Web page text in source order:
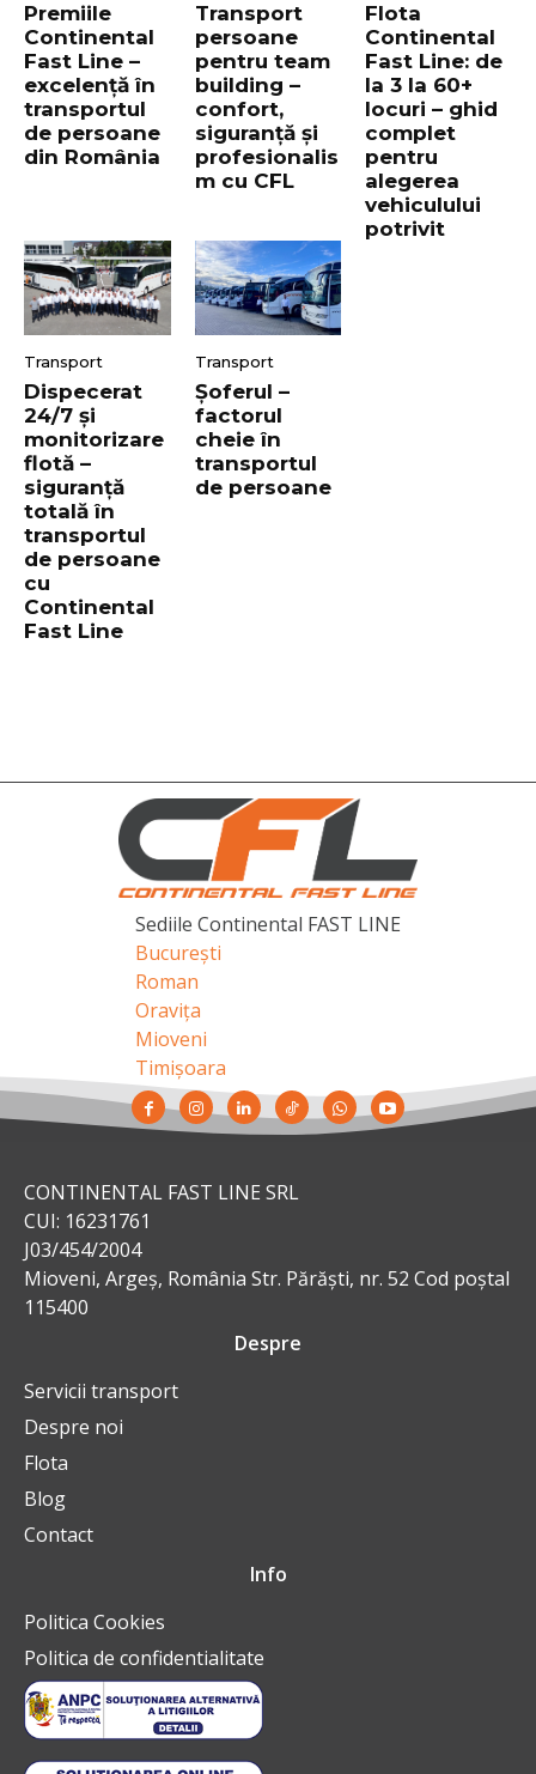
Premiile
Continental
Fast Line –
excelență în
transportul
de persoane
din România
Transport
persoane
pentru team
building –
confort,
siguranță și
profesionalis
m cu CFL
Flota
Continental
Fast Line: de
la 3 la 60+
locuri – ghid
complet
pentru
alegerea
vehiculului
potrivit
Transport
Dispecerat
24/7 și
monitorizare
flotă –
siguranță
totală în
transportul
de persoane
cu
Continental
Fast Line
Transport
Șoferul –
factorul
cheie în
transportul
de persoane
Sediile Continental FAST LINE
București
Roman
Oravița
Mioveni
Timișoara
CONTINENTAL FAST LINE SRL
CUI: 16231761
J03/454/2004
Mioveni, Argeș, România Str. Părăşti, nr. 52 Cod poștal
115400
Despre
Servicii transport
Despre noi
Flota
Blog
Contact
Info
Politica Cookies
Politica de confidentialitate